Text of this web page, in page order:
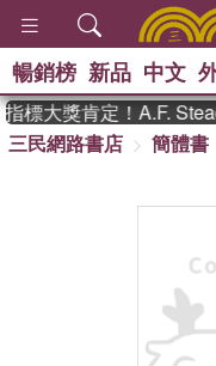
暢銷榜 新品 中文
標大獎肯定！A.F.
三民網路書店
簡體書